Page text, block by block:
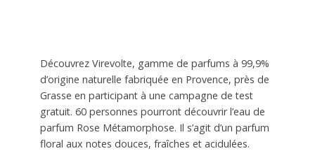
Découvrez Virevolte, gamme de parfums à 99,9%
d’origine naturelle fabriquée en Provence, près de
Grasse en participant à une campagne de test
gratuit. 60 personnes pourront découvrir l’eau de
parfum Rose Métamorphose. Il s’agit d’un parfum
floral aux notes douces, fraîches et acidulées.